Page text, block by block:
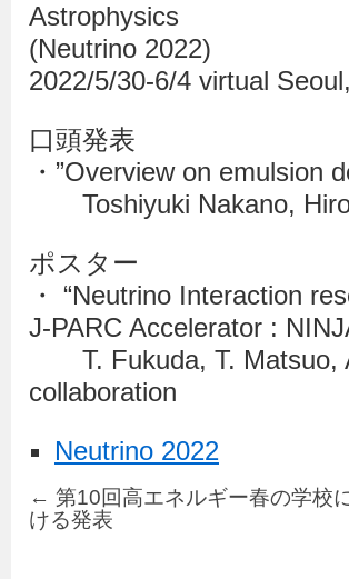
Astrophysics
(Neutrino 2022)
2022/5/30-6/4 virtual
口頭発表
・”Overview on emulsion
Toshiyuki Nakano,
ポスター
・ “Neutrino Interaction
J-PARC Accelerator :
T. Fukuda, T. Matsuo,
collaboration
Neutrino 2022
← 第10回高エネルギー春の学校
ける発表